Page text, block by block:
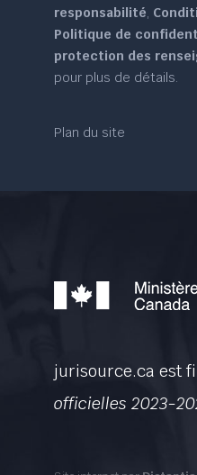
responsabilité,
Politique de
protection des
pour plus de détails.
Plan du site
jurisource.ca est
officielles 2023-